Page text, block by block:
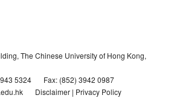
The Chinese University of Hong Kong,
5324
Fax: (852) 3942 0987
Disclaimer | Privacy Policy